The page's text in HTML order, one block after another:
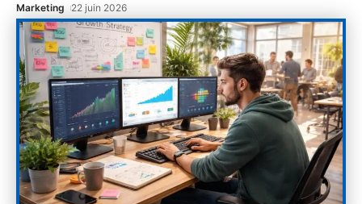
Marketing 22 juin 2026